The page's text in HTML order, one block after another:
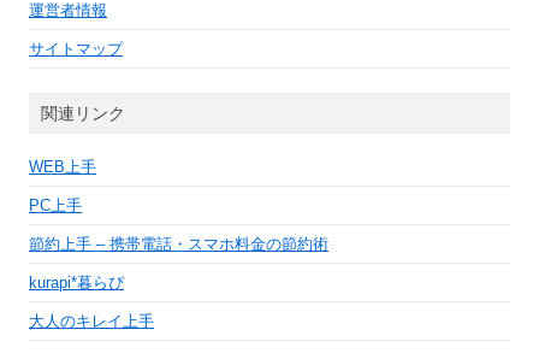
運営者情報
サイトマップ
関連リンク
WEB上手
PC上手
節約上手 – 携帯電話・スマホ料金の節約術
kurapi*暮らぴ
大人のキレイ上手